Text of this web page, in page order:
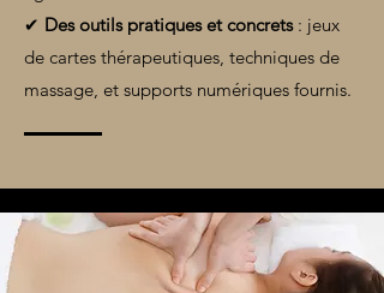
✔ Des outils pratiques et concrets: jeux
de cartes thérapeutiques, techniques de
massage, et supports numériques fournis.